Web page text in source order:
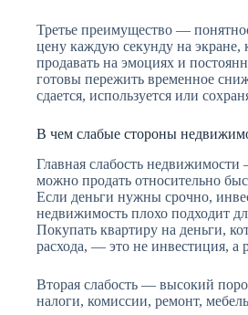
Третье преимущество —
цену каждую секунду на экране,
продавать на эмоциях и
готовы пережить временное
сдается, используется или
В чем слабые стороны
Главная слабость
можно продать относительно
Если деньги нужны срочно,
недвижимость плохо подходит
Покупать квартиру на деньги,
расхода, — это не инвестиция, а
Вторая слабость — высокий
налоги, комиссии, ремонт,